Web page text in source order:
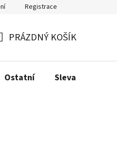
ochrany osobních údajů
Registrace
KOŠÍK
PRÁZDNÝ KOŠÍK
Ostatní Sleva